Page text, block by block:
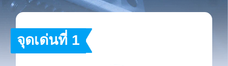
จุดเด่นที่ 1